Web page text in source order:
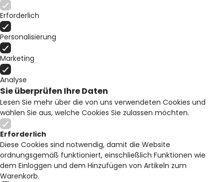
Erforderlich
Personalisierung
Marketing
Analyse
Sie überprüfen Ihre Daten
Lesen Sie mehr über die von uns verwendeten Cookies und
wählen Sie aus, welche Cookies Sie zulassen möchten.
Erforderlich
Diese Cookies sind notwendig, damit die Website
ordnungsgemäß funktioniert, einschließlich Funktionen wie
dem Einloggen und dem Hinzufügen von Artikeln zum
Warenkorb.